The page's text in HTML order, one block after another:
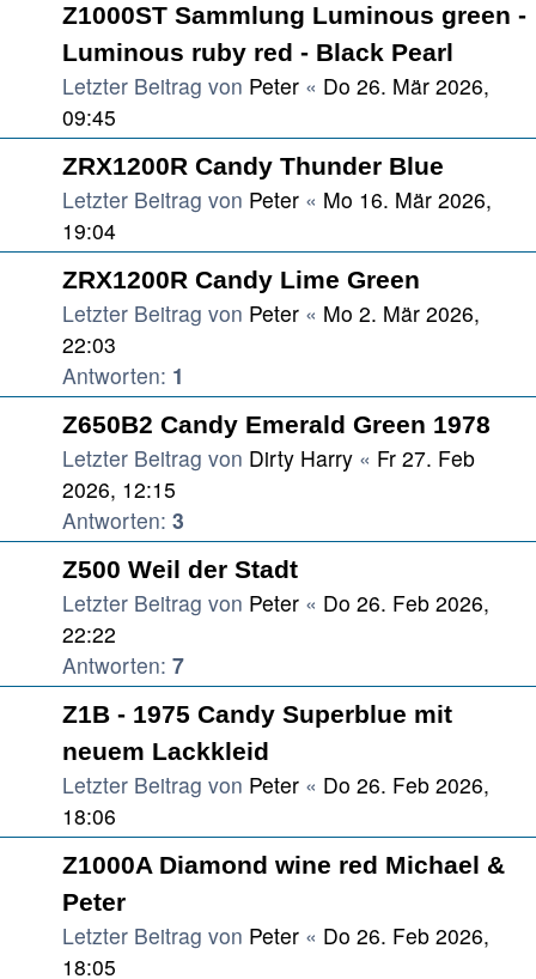
Z1000ST Sammlung Luminous green -
Luminous ruby red - Black Pearl
Letzter Beitrag von Peter « Do 26. Mär 2026,
09:45
ZRX1200R Candy Thunder Blue
Letzter Beitrag von Peter « Mo 16. Mär 2026,
19:04
ZRX1200R Candy Lime Green
Letzter Beitrag von Peter « Mo 2. Mär 2026,
22:03
Antworten: 1
Z650B2 Candy Emerald Green 1978
Letzter Beitrag von Dirty Harry « Fr 27. Feb
2026, 12:15
Antworten: 3
Z500 Weil der Stadt
Letzter Beitrag von Peter « Do 26. Feb 2026,
22:22
Antworten: 7
Z1B - 1975 Candy Superblue mit
neuem Lackkleid
Letzter Beitrag von Peter « Do 26. Feb 2026,
18:06
Z1000A Diamond wine red Michael &
Peter
Letzter Beitrag von Peter « Do 26. Feb 2026,
18:05